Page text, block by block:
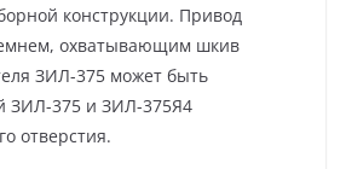
конструкции. Привод
охватывающим шкив
ЗИЛ-375 может быть
ЗИЛ-375 и ЗИЛ-375Я4
отверстия.